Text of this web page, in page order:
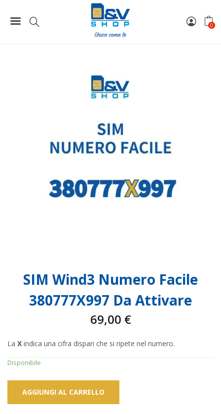
0
SIM Wind3 Numero Facile 380777X997 Da Attivare
SIM Wind3 Numero Facile
380777X997 Da Attivare
69,00 €
La X indica una cifra dispari che si ripete nel numero.
Disponibile
AGGIUNGI AL CARRELLO